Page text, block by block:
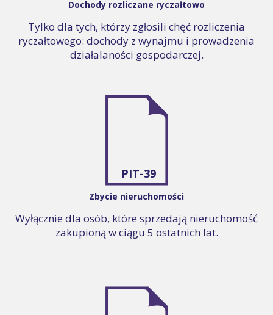
Dochody rozliczane ryczałtowo
Tylko dla tych, którzy zgłosili chęć rozliczenia
ryczałtowego: dochody z wynajmu i prowadzenia
działalaności gospodarczej.
PIT-39
Zbycie nieruchomości
Wyłącznie dla osób, które sprzedają nieruchomość
zakupioną w ciągu 5 ostatnich lat.